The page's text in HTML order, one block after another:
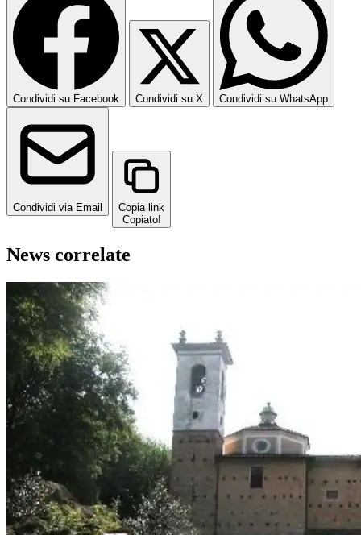
Condividi su Facebook Condividi su X Condividi su WhatsApp
Condividi via Email
Copia link
Copiato!
News correlate